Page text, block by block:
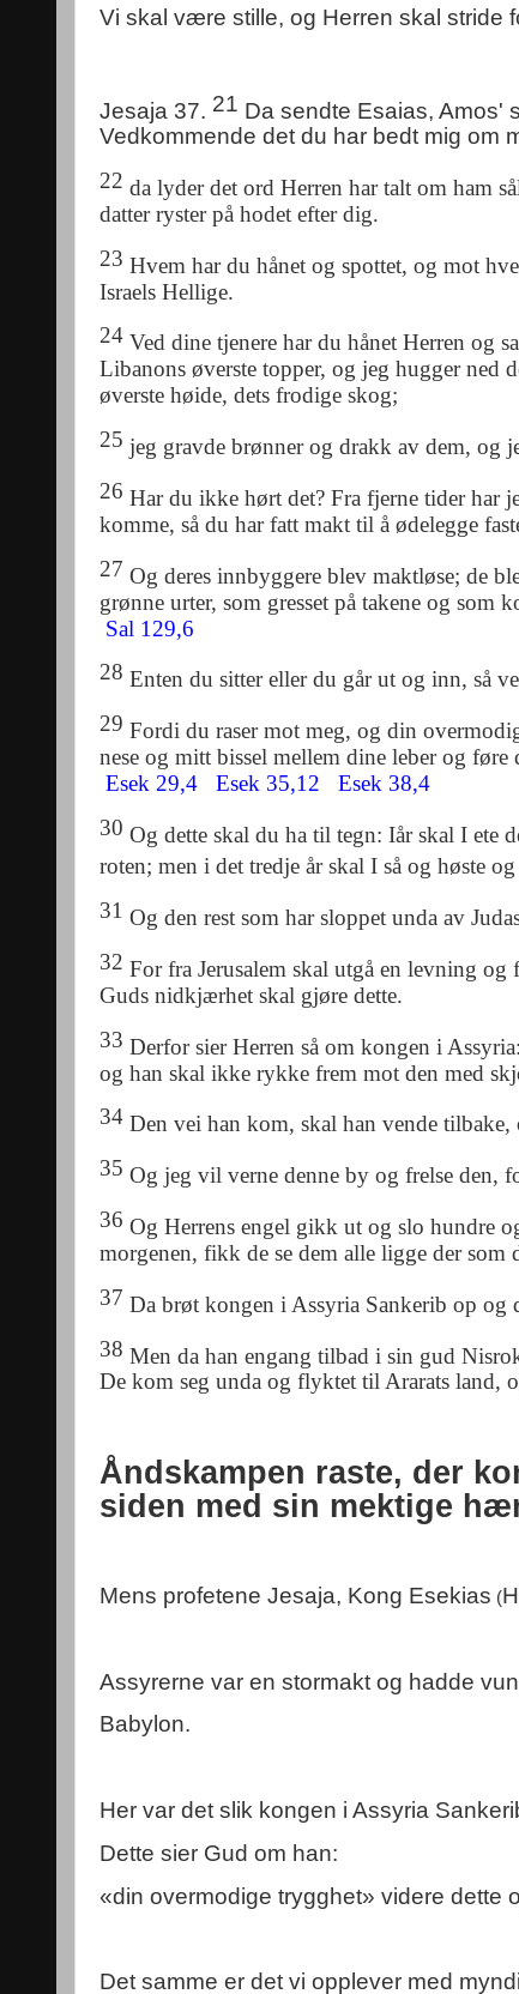
Vi skal være stille, og Herren skal stride
Jesaja 37. 21 Da sendte Esaias, Amos'
Vedkommende det du har bedt mig om
22 da lyder det ord Herren har talt om ham
datter ryster på hodet efter dig.
23 Hvem har du hånet og spottet, og mot
Israels Hellige.
24 Ved dine tjenere har du hånet Herren og
Libanons øverste topper, og jeg hugger ned
øverste høide, dets frodige skog;
25 jeg gravde brønner og drakk av dem, og
26 Har du ikke hørt det? Fra fjerne tider har
komme, så du har fatt makt til å ødelegge
27 Og deres innbyggere blev maktløse; de
grønne urter, som gresset på takene og som
Sal 129,6
28 Enten du sitter eller du går ut og inn, så
29 Fordi du raser mot meg, og din
nese og mitt bissel mellem dine leber og
Esek 29,4
Esek 35,12
Esek 38,4
30 Og dette skal du ha til tegn: Iår skal I ete
roten; men i det tredje år skal I så og høste
31 Og den rest som har sloppet unda av
32 For fra Jerusalem skal utgå en levning og
Guds nidkjærhet skal gjøre dette.
33 Derfor sier Herren så om kongen i
og han skal ikke rykke frem mot den med
34 Den vei han kom, skal han vende
35 Og jeg vil verne denne by og frelse den,
36 Og Herrens engel gikk ut og slo hundre
morgenen, fikk de se dem alle ligge der som
37 Da brøt kongen i Assyria Sankerib op og
38 Men da han engang tilbad i sin gud
De kom seg unda og flyktet til Ararats land,
Åndskampen raste, der
siden med sin mektige
Mens profetene Jesaja, Kong Esekias (
Assyrerne var en stormakt og hadde
Babylon.
Her var det slik kongen i Assyria
Dette sier Gud om han:
«din overmodige trygghet» videre dette
Det samme er det vi opplever med